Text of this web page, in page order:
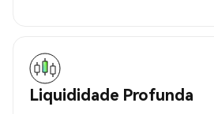
Liquididade Profunda